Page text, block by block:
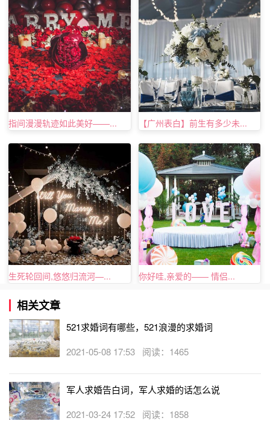
5、I must try my best to love you, now I have to work hard
and fight for
我的努力你能够看见，你的甜美在我的心上，从此以后我们
心心相印，从此以后我们也将会更加的幸福永远。现在我们
就紧紧地拉着彼此的手，一起来走向人生美好的旅程吧!因
为这样的幸福的开始也是值得我去努力的方向。
6、Within you I lose myself, without you I find myself
指间漫漫轨迹如此美好——... 【广州表白】前生有多少未...
生死轮回间,悠悠归流河—... 你好哇,亲爱的—— 情侣...
相关文章
521求婚词有哪些，521浪漫的求婚词
2021-05-08 17:53 阅读：1465
军人求婚告白词，军人求婚的话怎么说
2021-03-24 17:52 阅读：1858